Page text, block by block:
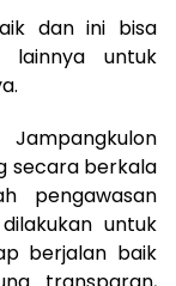
dan ini bisa
lainnya untuk
secara berkala
pengawasan
untuk
berjalan baik